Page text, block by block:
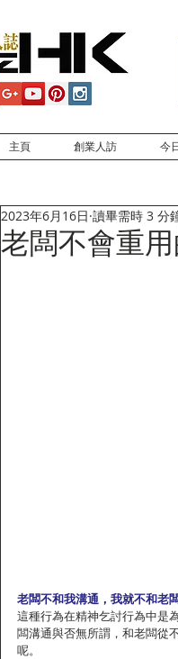
主頁 創業人訪 今
老闆不會重
2023年6月16日 讀畢需時 3 分
老闆不和我溝通，我就不和老
這種行為在精神乞討行為中是
闆溝通與否無所謂，和老闆從
呢。